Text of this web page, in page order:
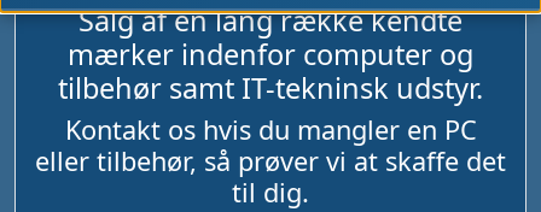
Salg af en lang række kendte
mærker indenfor computer og
tilbehør samt IT-tekninsk udstyr.
Kontakt os hvis du mangler en PC
eller tilbehør, så prøver vi at skaffe det
til dig.